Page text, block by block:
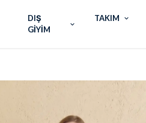
DIŞ
GİYİM
TAKIM